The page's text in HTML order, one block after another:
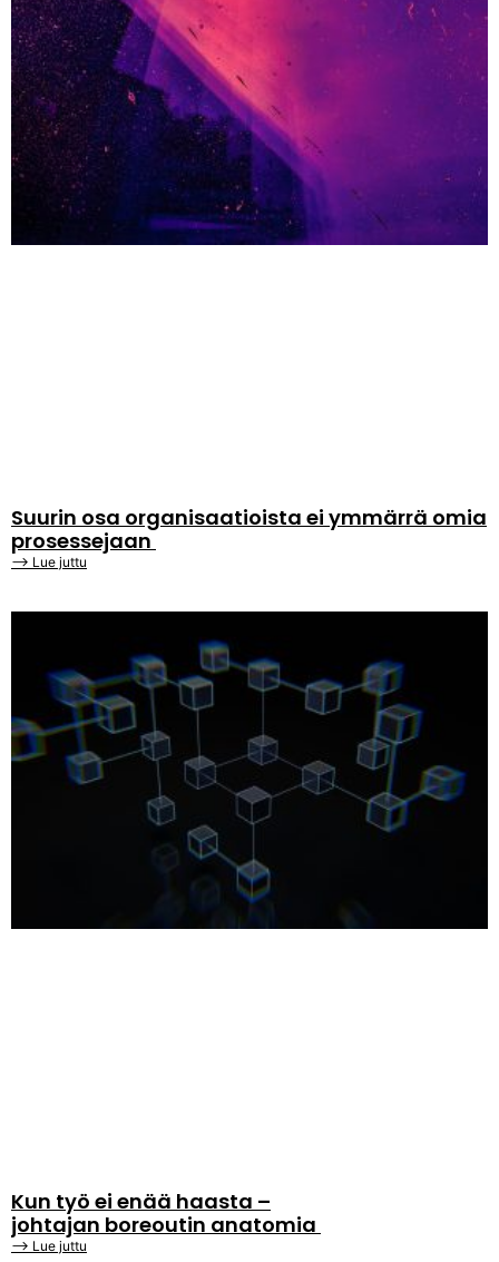
Suurin osa organisaatioista ei ymmärrä omia
prosessejaan
⟶ Lue juttu
Kun työ ei enää haasta –
johtajan boreoutin anatomia
⟶ Lue juttu